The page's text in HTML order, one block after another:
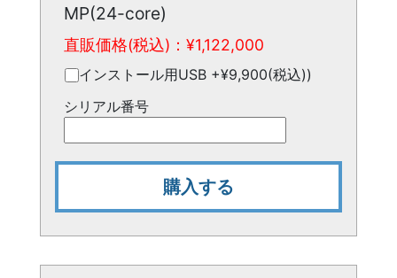
MP(24-core)
直販価格(税込)：¥1,122,000
インストール用USB +¥9,900(税込))
シリアル番号
購入する